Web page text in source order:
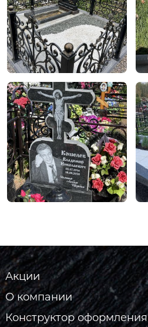
Акции
О компании
Конструктор оформления